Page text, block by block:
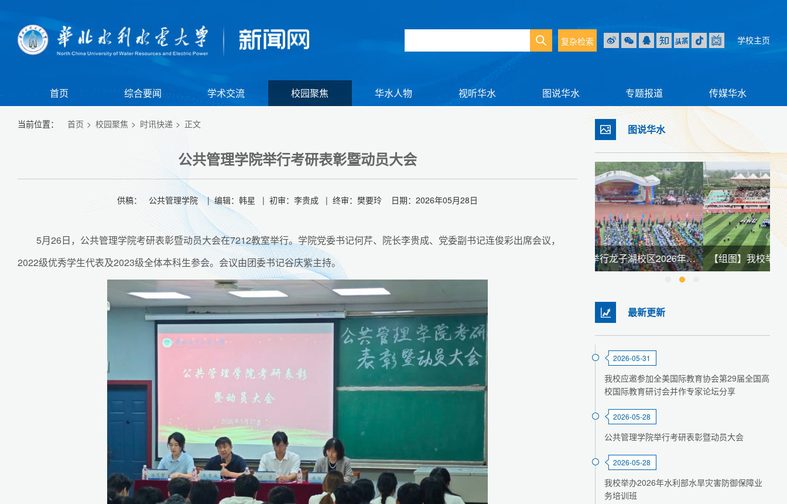
复杂检索 学校主页
首页 综合要闻 学术交流 校园聚焦 华水人物 视听华水 图说华水 专题报道 传媒华水
当前位置： 首页 校园聚焦 时讯快递 正文
公共管理学院举行考研表彰暨动员大会
供稿： 公共管理学院 | 编辑：韩星 | 初审：李贵成 | 终审：樊要玲 日期：2026年05月28日
5月26日，公共管理学院考研表彰暨动员大会在7212教室举行。学院党委书记何芹、院长李贵成、党委副书记连俊彩出席会议，
2022级优秀学生代表及2023级全体本科生参会。会议由团委书记谷庆紫主持。
图说华水
【组图】我校举行江淮校区2026年春季田径运动会暨全民健身大会 【组图】2026年初冬逢雪 与君共赏 【组图】我校举行江淮校区2026年春季田径运动会暨全民健身大会
最新更新
2026-05-31
我校应邀参加全美国际教育协会第29届全国高
校国际教育研讨会并作专家论坛分享
2026-05-28
公共管理学院举行考研表彰暨动员大会
2026-05-28
我校举办2026年水利部水旱灾害防御保障业
务培训班